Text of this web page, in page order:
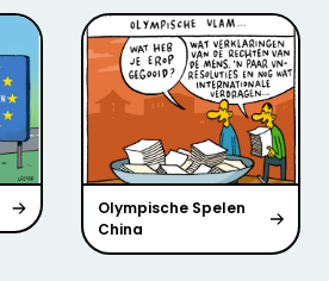
Olympische Spelen
China